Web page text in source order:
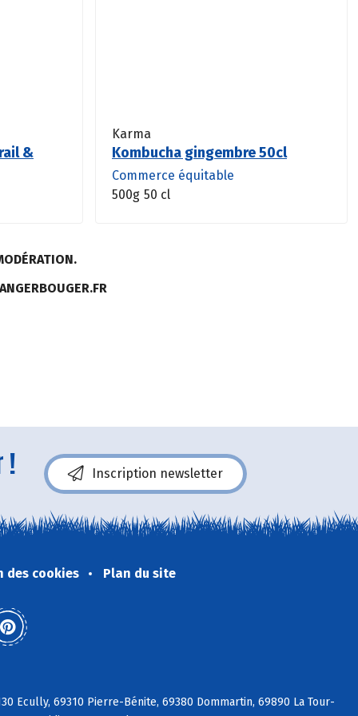
&
Karma
Kombucha gingembre 50cl
Commerce équitable
500g 50 cl
! Inscription newsletter
des cookies Plan du site
Ecully, 69310 Pierre-Bénite, 69380 Dommartin, 69890 La Tour-